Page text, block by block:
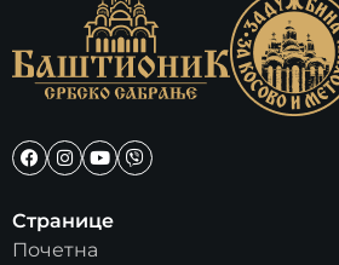
Странице
Почетна